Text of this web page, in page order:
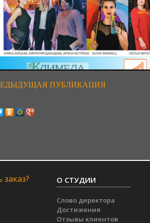
ПУБЛИКАЦИЯ
О СТУДИИ
Слово директора
Достижения
Отзывы клиентов